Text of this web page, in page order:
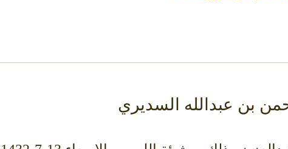
بن عبدالله السديري